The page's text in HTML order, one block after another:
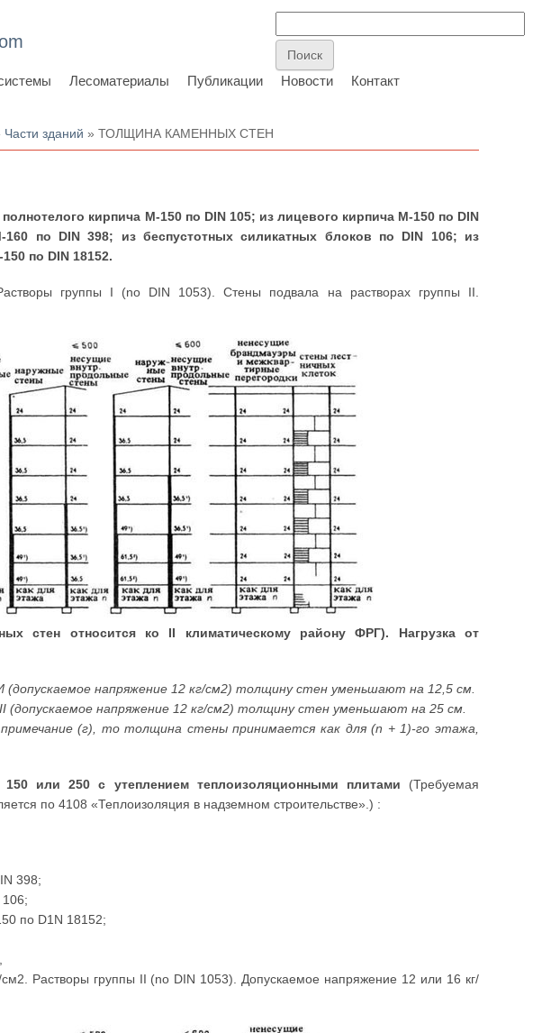
Лесоматериалы Публикации Новости Контакт
Части зданий » ТОЛЩИНА КАМЕННЫХ СТЕН
полнотелого кирпича М-150 по DIN 105; из лицевого кирпича М-150 по DIN
по DIN 398; из беспустотных силикатных блоков по DIN 106; из
по DIN 18152.
группы I (no DIN 1053). Стены подвала на растворах группы II.
стен относится ко II климатическому району ФРГ). Нагрузка от
(допускаемое напряжение 12 кг/см2) толщину стен уменьшают на 12,5 см.
(допускаемое напряжение 12 кг/см2) толщину стен уменьшают на 25 см.
(г), то толщина стены принимается как для (n + 1)-го этажа,
или 250 с утеплением теплоизоляционными плитами (Требуемая
по 4108 «Теплоизоляция в надземном строительстве».) :
398;
106;
по D1N 18152;
Растворы группы II (no DIN 1053). Допускаемое напряжение 12 или 16 кг/